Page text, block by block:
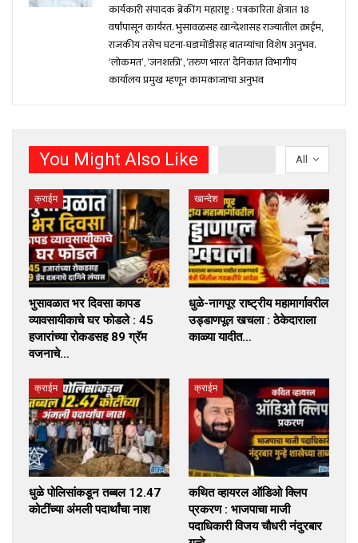
कार्यकारी संपादक ब्रेकींग महाराष्ट्र : पत्रकारिता क्षेत्रात 18
वर्षांपासून कार्यरत. भुसावळसह खान्देशासह राज्यातील क्राईम,
राजकीय तसेच घटना-घडामोंडीसह बातम्यांचा विशेष अनुभव.
‘लोकमत’, ‘जनशक्ती’, ‘तरुण भारत’ दैनिकात विभागीय
कार्यालय प्रमुख म्हणून कामकाजाचा अनुभव
All
You Might Also Like
क्राईम
भुसावळात भर दिवसा कापड
व्यावसायीकाचे घर फोडले : 45
हजारांच्या रोकडसह 89 ग्रॅम
वजनाचे…
खान्देश
धुळे-नागपूर राष्ट्रीय महामार्गावरील
उड्डाणपूल खचला : ठेकेदाराला
काळ्या यादीत…
क्राईम
धुळे पोलिसांकडून तब्बल 12.47
कोटींच्या अंमली पदार्थांचा नाश
क्राईम
कथित व्हायरल ऑडिओ क्लिप
प्रकरण : भाजपाचा माजी
पदाधिकारी विजय चौधरी नंदुरबार